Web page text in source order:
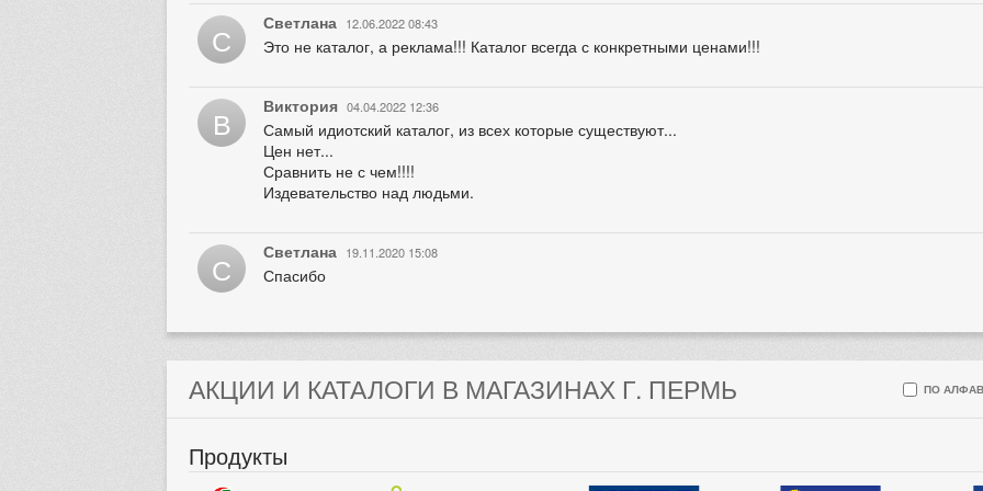
С Светлана 12.06.2022 08:43
Это не каталог, а реклама!!! Каталог всегда с конкретными ценами!!!
В Виктория 04.04.2022 12:36
Самый идиотский каталог, из всех которые существуют...
Цен нет...
Сравнить не с чем!!!!
Издевательство над людьми.
С Светлана 19.11.2020 15:08
Спасибо
АКЦИИ И КАТАЛОГИ В МАГАЗИНАХ Г. ПЕРМЬ ПО
Продукты